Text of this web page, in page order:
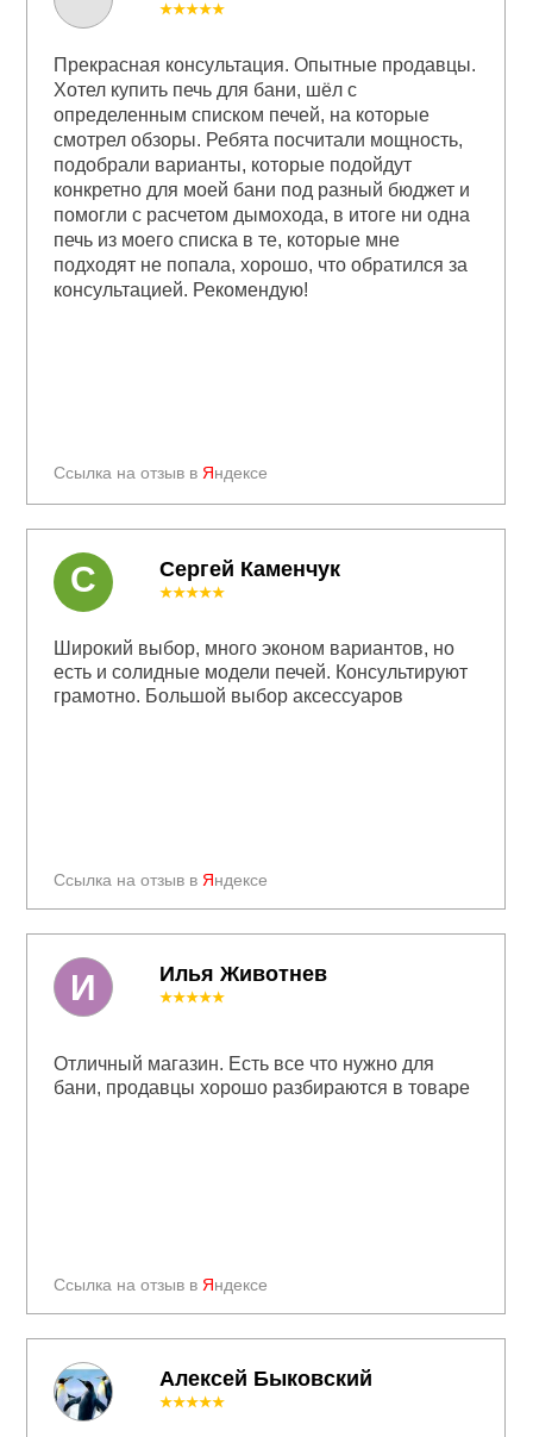
Ссылка на отзыв в Яндексе
★★★★★
Прекрасная консультация. Опытные продавцы.
Хотел купить печь для бани, шёл с
определенным списком печей, на которые
смотрел обзоры. Ребята посчитали мощность,
подобрали варианты, которые подойдут
конкретно для моей бани под разный бюджет и
помогли с расчетом дымохода, в итоге ни одна
печь из моего списка в те, которые мне
подходят не попала, хорошо, что обратился за
консультацией. Рекомендую!
Сергей Каменчук
Ссылка на отзыв в Яндексе
★★★★★
Широкий выбор, много эконом вариантов, но
есть и солидные модели печей. Консультируют
грамотно. Большой выбор аксессуаров
С
Илья Животнев
Ссылка на отзыв в Яндексе
★★★★★
Отличный магазин. Есть все что нужно для
бани, продавцы хорошо разбираются в товаре
И
Алексей Быковский
★★★★★